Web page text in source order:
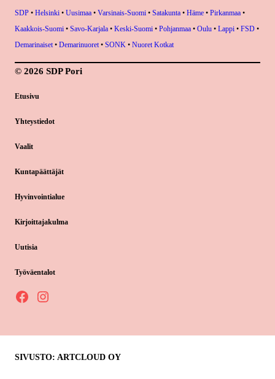
SDP • Helsinki • Uusimaa • Varsinais-Suomi • Satakunta • Häme • Pirkanmaa •
Kaakkois-Suomi • Savo-Karjala • Keski-Suomi • Pohjanmaa • Oulu • Lappi • FSD •
Demarinaiset • Demarinuoret • SONK • Nuoret Kotkat
© 2026 SDP Pori
Etusivu
Yhteystiedot
Vaalit
Kuntapäättäjät
Hyvinvointialue
Kirjoittajakulma
Uutisia
Työväentalot
Facebook Instagram
SIVUSTO: ARTCLOUD OY